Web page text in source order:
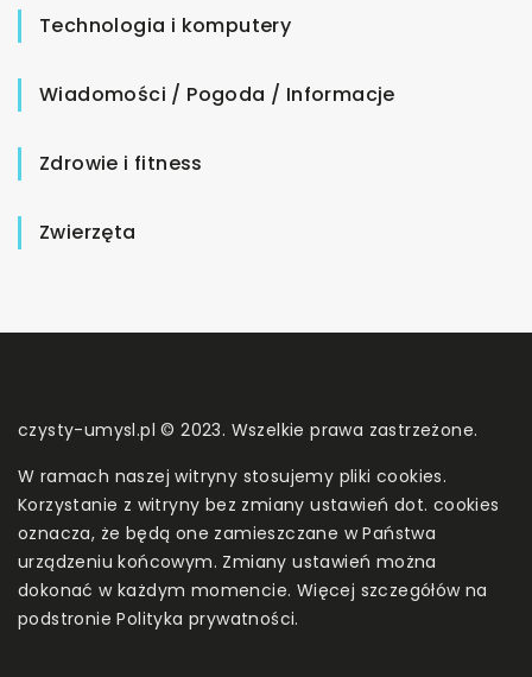
Technologia i komputery
Wiadomości / Pogoda / Informacje
Zdrowie i fitness
Zwierzęta
czysty-umysl.pl © 2023. Wszelkie prawa zastrzeżone.
W ramach naszej witryny stosujemy pliki cookies.
Korzystanie z witryny bez zmiany ustawień dot. cookies
oznacza, że będą one zamieszczane w Państwa
urządzeniu końcowym. Zmiany ustawień można
dokonać w każdym momencie. Więcej szczegółów na
podstroniePolityka prywatności.